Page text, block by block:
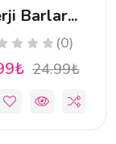
Barlar...
(0)
24.99₺